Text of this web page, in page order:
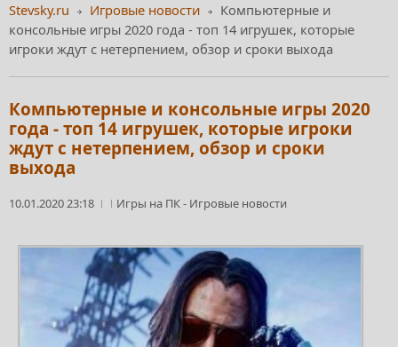
Stevsky.ru Игровые новости
Компьютерные и
консольные игры 2020 года - топ 14 игрушек, которые
игроки ждут с нетерпением, обзор и сроки выхода
Компьютерные и консольные игры 2020
года - топ 14 игрушек, которые игроки
ждут с нетерпением, обзор и сроки
выхода
10.01.2020 23:18 Игры на ПК- Игровые новости